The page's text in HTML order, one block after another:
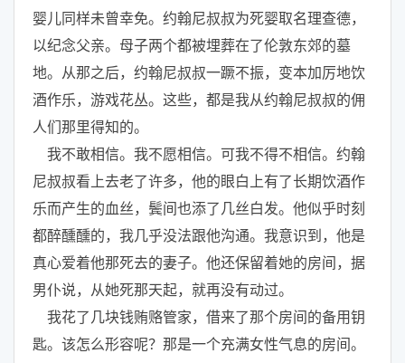
婴儿同样未曾幸免。约翰尼叔叔为死婴取名理查德，
以纪念父亲。母子两个都被埋葬在了伦敦东郊的墓
地。从那之后，约翰尼叔叔一蹶不振，变本加厉地饮
酒作乐，游戏花丛。这些，都是我从约翰尼叔叔的佣
人们那里得知的。
我不敢相信。我不愿相信。可我不得不相信。约翰
尼叔叔看上去老了许多，他的眼白上有了长期饮酒作
乐而产生的血丝，鬓间也添了几丝白发。他似乎时刻
都醉醺醺的，我几乎没法跟他沟通。我意识到，他是
真心爱着他那死去的妻子。他还保留着她的房间，据
男仆说，从她死那天起，就再没有动过。
我花了几块钱贿赂管家，借来了那个房间的备用钥
匙。该怎么形容呢？那是一个充满女性气息的房间。